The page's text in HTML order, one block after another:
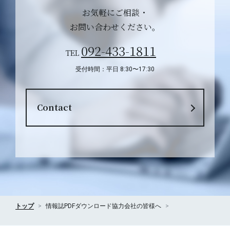
お気軽にご相談・
お問い合わせください。
TEL 092-433-1811
受付時間：平日 8:30〜17:30
Contact
トップ 情報誌PDFダウンロード協力会社の皆様へ